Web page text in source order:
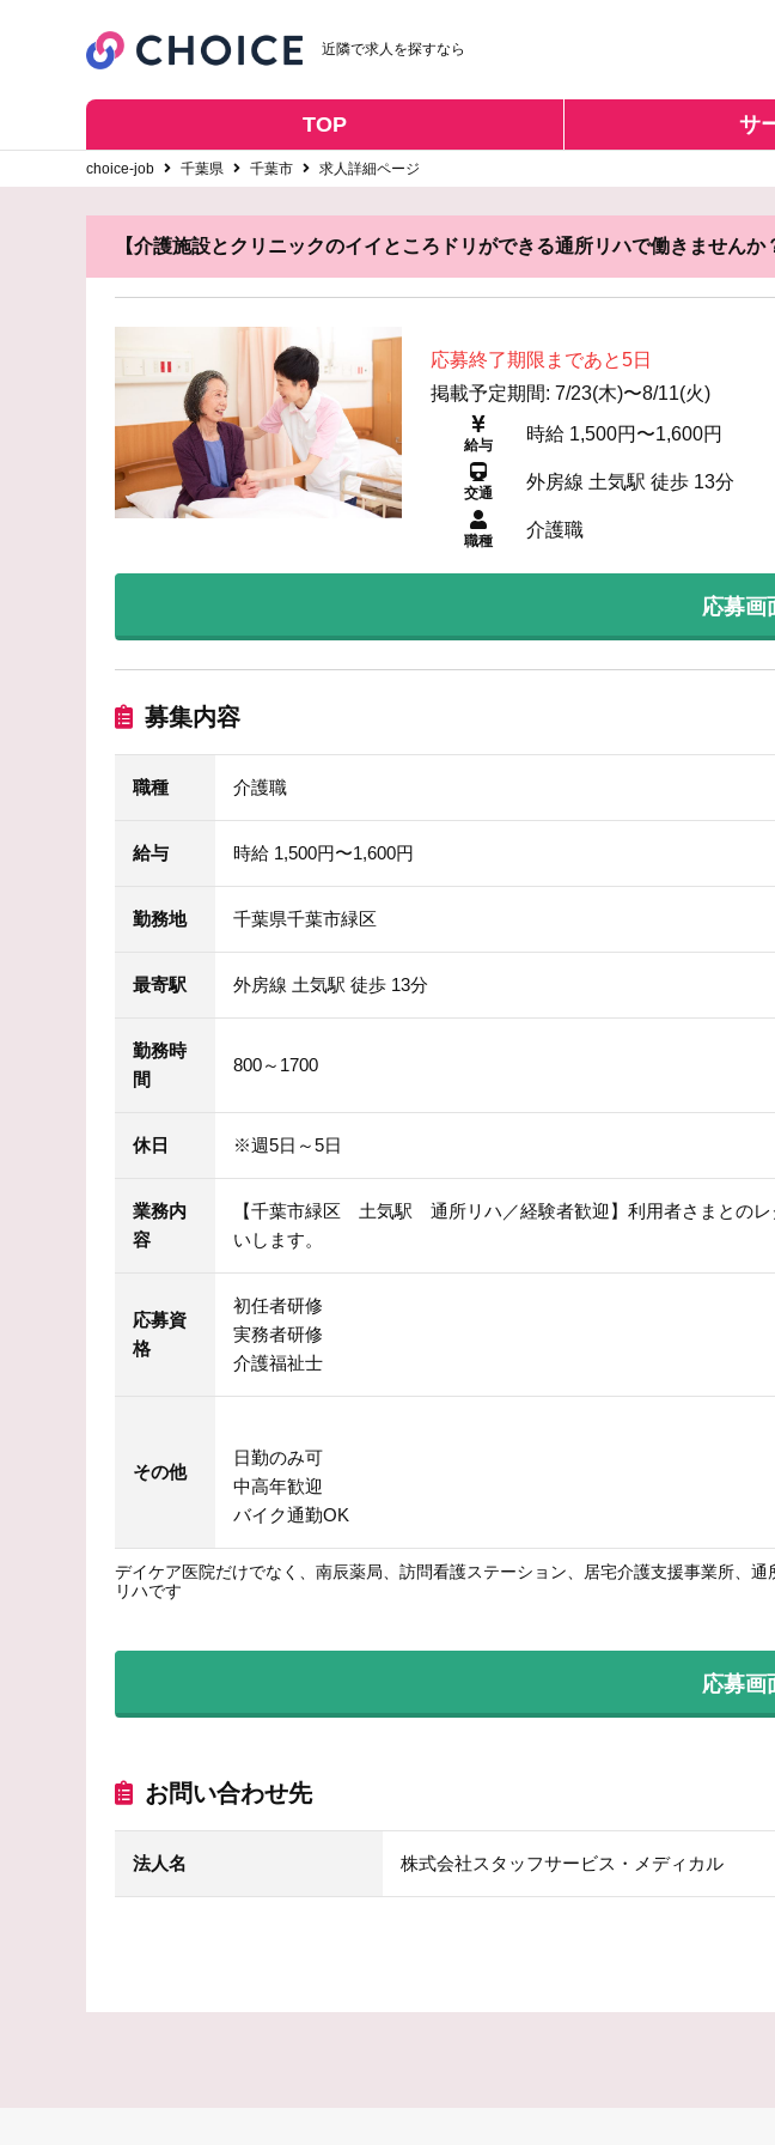
近隣で求人を探すなら
TOP サ
choice-job 千葉県 千葉市 求人詳細ページ
【介護施設とクリニックのイイところドリができる通所リハで働きませんか
応募終了期限まであと5日
掲載予定期間: 7/23(木)〜8/11(火)
給与
時給 1,500円〜1,600円
交通
外房線 土気駅 徒歩 13分
職種
介護職
応募画
募集内容
職種 介護職
給与 時給 1,500円〜1,600円
勤務地 千葉県千葉市緑区
最寄駅 外房線 土気駅 徒歩 13分
勤務時
間
800～1700
休日 ※週5日～5日
業務内
容
【千葉市緑区 土気駅 通所リハ／経験者歓迎】利用者さまとの
いします。
応募資
格
初任者研修
実務者研修
介護福祉士
その他
日勤のみ可
中高年歓迎
バイク通勤OK
デイケア医院だけでなく、南辰薬局、訪問看護ステーション、居宅介護支援事業所、
リハです
応募画
お問い合わせ先
法人名 株式会社スタッフサービス・メディカル